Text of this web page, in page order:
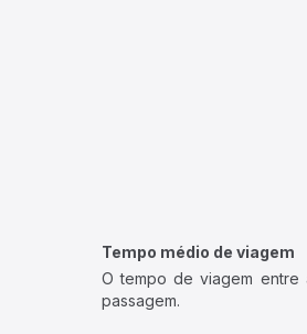
Tempo médio de viagem
O tempo de viagem entre
passagem.